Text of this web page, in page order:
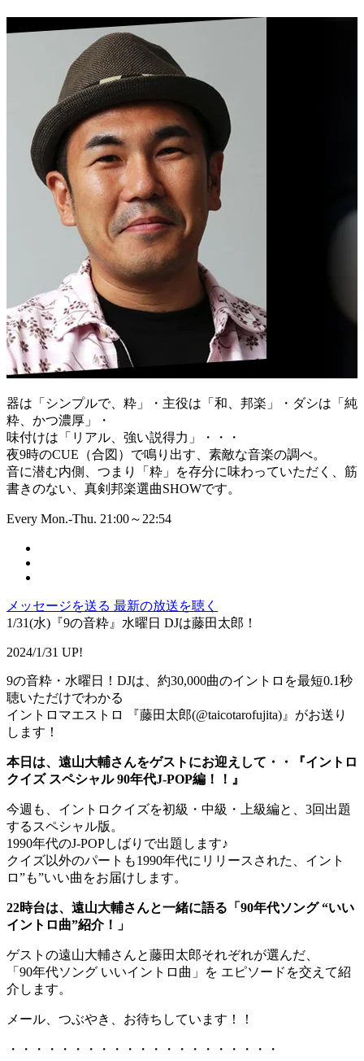
器は「シンプルで、粋」・主役は「和、邦楽」・ダシは「純
粋、かつ濃厚」・
味付けは「リアル、強い説得力」・・・
夜9時のCUE（合図）で鳴り出す、素敵な音楽の調べ。
音に潜む内側、つまり「粋」を存分に味わっていただく、筋
書きのない、真剣邦楽選曲SHOWです。
Every Mon.-Thu. 21:00～22:54
メッセージを送る 最新の放送を聴く
1/31(水)『9の音粋』水曜日 DJは藤田太郎！
2024/1/31 UP!
9の音粋・水曜日！DJは、約30,000曲のイントロを最短0.1秒
聴いただけでわかる
イントロマエストロ 『藤田太郎(@taicotarofujita)』がお送り
します！
本日は、遠山大輔さんをゲストにお迎えして・・『イントロ
クイズ スペシャル 90年代J-POP編！！』
今週も、イントロクイズを初級・中級・上級編と、3回出題
するスペシャル版。
1990年代のJ-POPしばりで出題します♪
クイズ以外のパートも1990年代にリリースされた、イント
ロ”も”いい曲をお届けします。
22時台は、遠山大輔さんと一緒に語る「90年代ソング “いい
イントロ曲”紹介！」
ゲストの遠山大輔さんと藤田太郎それぞれが選んだ、
「90年代ソング いいイントロ曲」を エピソードを交えて紹
介します。
メール、つぶやき、お待ちしています！！
・・・・・・・・・・・・・・・・・・・・・